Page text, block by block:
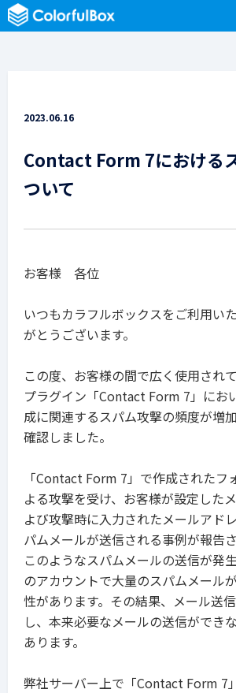
2023.06.16
Contact Form 7における
ついて
お客様 各位
いつもカラフルボックスをご利用い
がとうございます。
この度、お客様の間で広く使用され
プラグイン「Contact Form 7」にお
成に関連するスパム攻撃の頻度が増
確認しました。
「Contact Form 7」で作成されたフ
よる攻撃を受け、お客様が設定した
よび攻撃時に入力されたメールアド
パムメールが送信される事例が報告さ
このようなスパムメールの送信が発
のアカウントで大量のスパムメール
性があります。その結果、メール送
し、本来必要なメールの送信ができ
あります。
弊社サーバー上で「Contact Form 7